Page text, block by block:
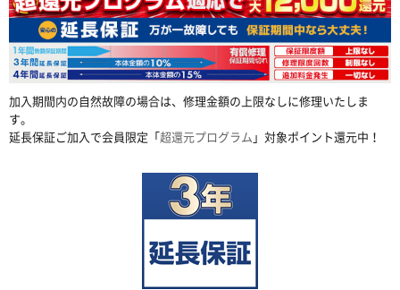
加入期間内の自然故障の場合は、修理金額の上限なしに修理いたしま
す。
延長保証ご加入で会員限定「超還元プログラム 」対象ポイント還元中！